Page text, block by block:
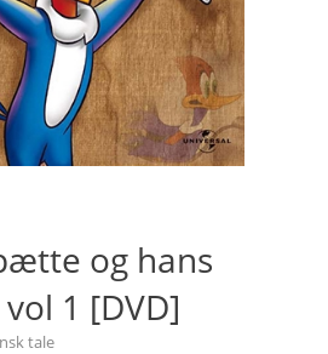
og hans
1 [DVD]
tale